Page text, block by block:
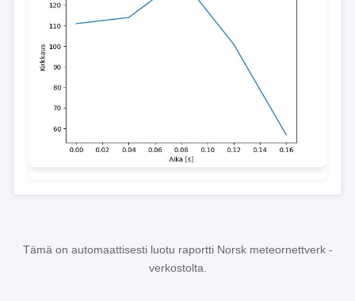
Tämä on automaattisesti luotu raportti Norsk meteornettverk -
verkostolta.